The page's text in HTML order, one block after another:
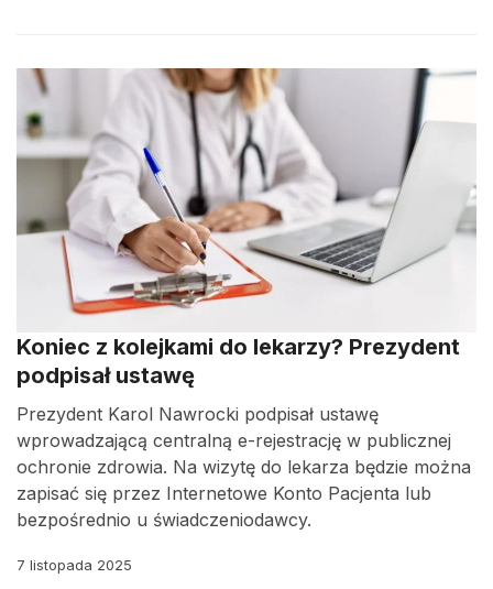
Koniec z kolejkami do lekarzy? Prezydent
podpisał ustawę
Prezydent Karol Nawrocki podpisał ustawę
wprowadzającą centralną e-rejestrację w publicznej
ochronie zdrowia. Na wizytę do lekarza będzie można
zapisać się przez Internetowe Konto Pacjenta lub
bezpośrednio u świadczeniodawcy.
7 listopada 2025